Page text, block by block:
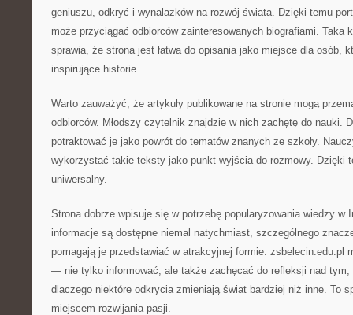
geniuszu, odkryć i wynalazków na rozwój świata. Dzięki temu
może przyciągać odbiorców zainteresowanych biografiami. Taka
sprawia, że strona jest łatwa do opisania jako miejsce dla osób,
inspirujące historie.
Warto zauważyć, że artykuły publikowane na stronie mogą
odbiorców. Młodszy czytelnik znajdzie w nich zachętę do nauki.
potraktować je jako powrót do tematów znanych ze szkoły.
wykorzystać takie teksty jako punkt wyjścia do rozmowy. Dzięki
uniwersalny.
Strona dobrze wpisuje się w potrzebę popularyzowania wiedzy w
informacje są dostępne niemal natychmiast, szczególnego
pomagają je przedstawiać w atrakcyjnej formie. zsbelecin.edu.pl
— nie tylko informować, ale także zachęcać do refleksji nad tym,
dlaczego niektóre odkrycia zmieniają świat bardziej niż inne. To
miejscem rozwijania pasji.